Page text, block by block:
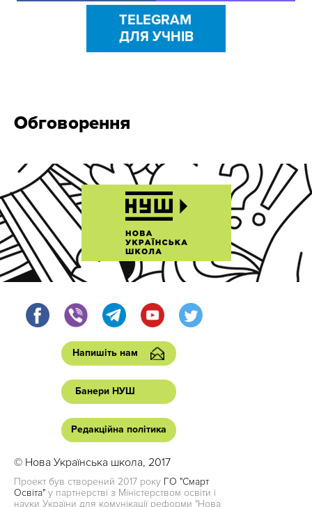
TELEGRAM
ДЛЯ УЧНІВ
Обговорення
Напишіть нам
Банери НУШ
Редакційна політика
© Нова Українська школа, 2017
Проект був створений 2017 року ГО "Смарт
Освіта" у партнерстві з Міністерством освіти і
науки України для комунікації реформи "Нова